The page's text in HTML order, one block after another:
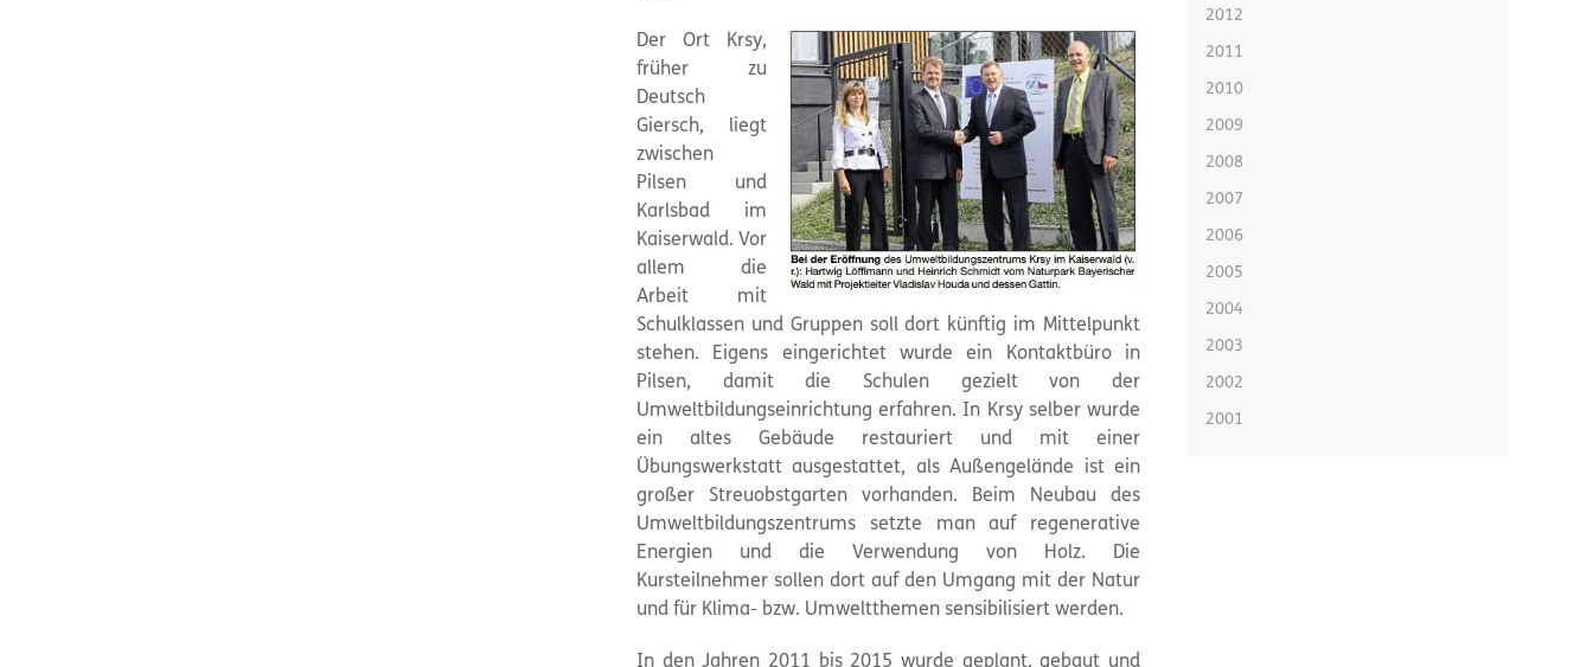
Der Ort Krsy,
früher zu
Deutsch
Giersch, liegt
zwischen
Pilsen und
Karlsbad im
Kaiserwald. Vor
allem die
Arbeit mit
Schulklassen und Gruppen soll dort künftig im Mittelpunkt
stehen. Eigens eingerichtet wurde ein Kontaktbüro in
Pilsen, damit die Schulen gezielt von der
Umweltbildungseinrichtung erfahren. In Krsy selber wurde
ein altes Gebäude restauriert und mit einer
Übungswerkstatt ausgestattet, als Außengelände ist ein
großer Streuobstgarten vorhanden. Beim Neubau des
Umweltbildungszentrums setzte man auf regenerative
Energien und die Verwendung von Holz. Die
Kursteilnehmer sollen dort auf den Umgang mit der Natur
und für Klima- bzw. Umweltthemen sensibilisiert werden.
In den Jahren 2011 bis 2015 wurde geplant, gebaut und
2012
2011
2010
2009
2008
2007
2006
2005
2004
2003
2002
2001